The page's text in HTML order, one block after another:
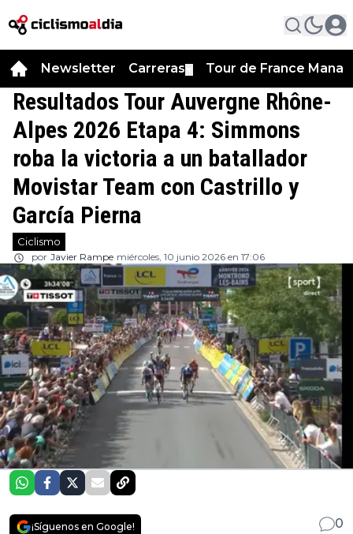
Newsletter Carreras Tour de France
Resultados Tour Auvergne Rhône-
Alpes 2026 Etapa 4: Simmons
roba la victoria a un batallador
Movistar Team con Castrillo y
García Pierna
Ciclismo
por Javier Rampe miércoles, 10 junio 2026 en 17:06
¡Síguenos en Google!
0